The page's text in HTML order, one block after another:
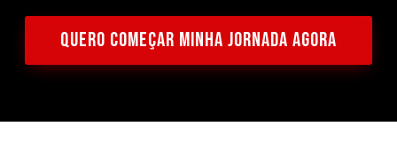
QUERO COMEÇAR MINHA JORNADA AGORA